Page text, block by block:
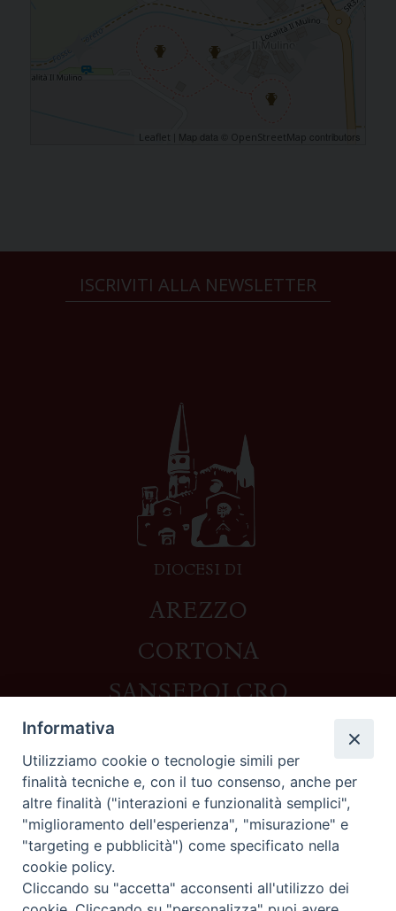
Leaflet | Map data © OpenStreetMap contributors
ISCRIVITI ALLA NEWSLETTER
DIOCESI DI
AREZZO
CORTONA
SANSEPOLCRO
Contatti
Piazza del Duomo,1 - 52100 Arezzo
segreteria@diocesi.arezzo.it
Informativa privacy
Informativa
Utilizziamo cookie o tecnologie simili per
finalità tecniche e, con il tuo consenso, anche per
altre finalità ("interazioni e funzionalità semplici",
"miglioramento dell'esperienza", "misurazione" e
"targeting e pubblicità") come specificato nella
cookie policy.
Cliccando su "accetta" acconsenti all'utilizzo dei